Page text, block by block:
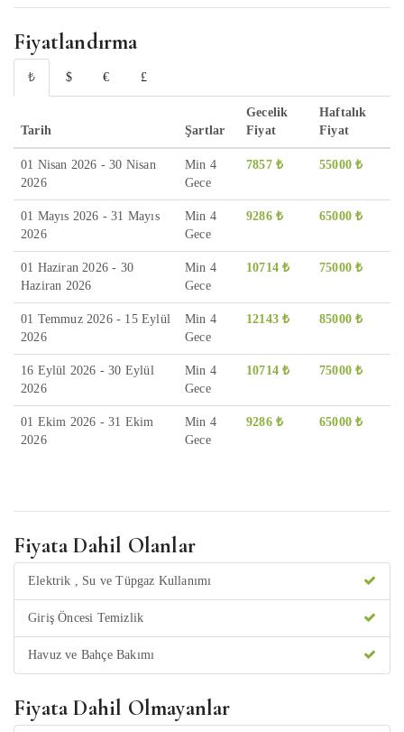
Fiyatlandırma
₺ $ € £
Tarih Şartlar
Gecelik
Fiyat
Haftalık
Fiyat
01 Nisan 2026 - 30 Nisan
2026
Min 4
Gece
7857 ₺ 55000 ₺
01 Mayıs 2026 - 31 Mayıs
2026
Min 4
Gece
9286 ₺ 65000 ₺
01 Haziran 2026 - 30
Haziran 2026
Min 4
Gece
10714 ₺ 75000 ₺
01 Temmuz 2026 - 15 Eylül
2026
Min 4
Gece
12143 ₺ 85000 ₺
16 Eylül 2026 - 30 Eylül
2026
Min 4
Gece
10714 ₺ 75000 ₺
01 Ekim 2026 - 31 Ekim
2026
Min 4
Gece
9286 ₺ 65000 ₺
Fiyata Dahil Olanlar
Elektrik , Su ve Tüpgaz Kullanımı
Giriş Öncesi Temizlik
Havuz ve Bahçe Bakımı
Fiyata Dahil Olmayanlar